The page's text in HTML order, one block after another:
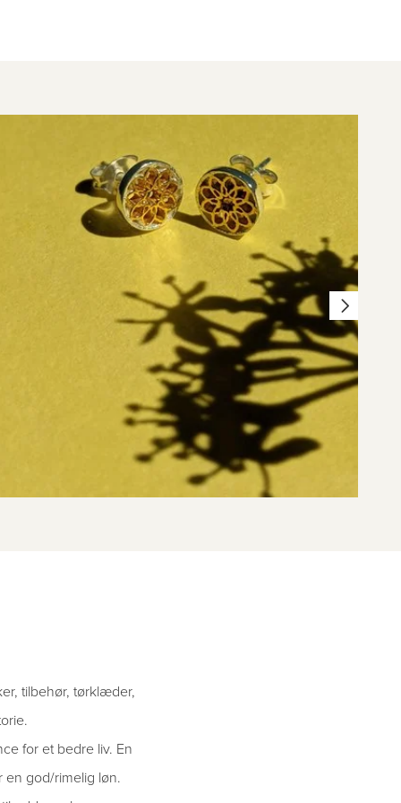
tilbehør, tørklæder,
for et bedre liv. En
en god/rimelig løn.